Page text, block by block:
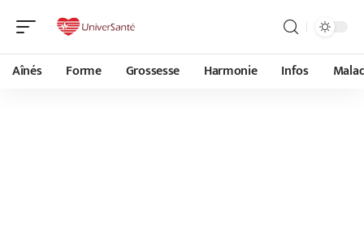
Aînés Forme Grossesse Harmonie Infos